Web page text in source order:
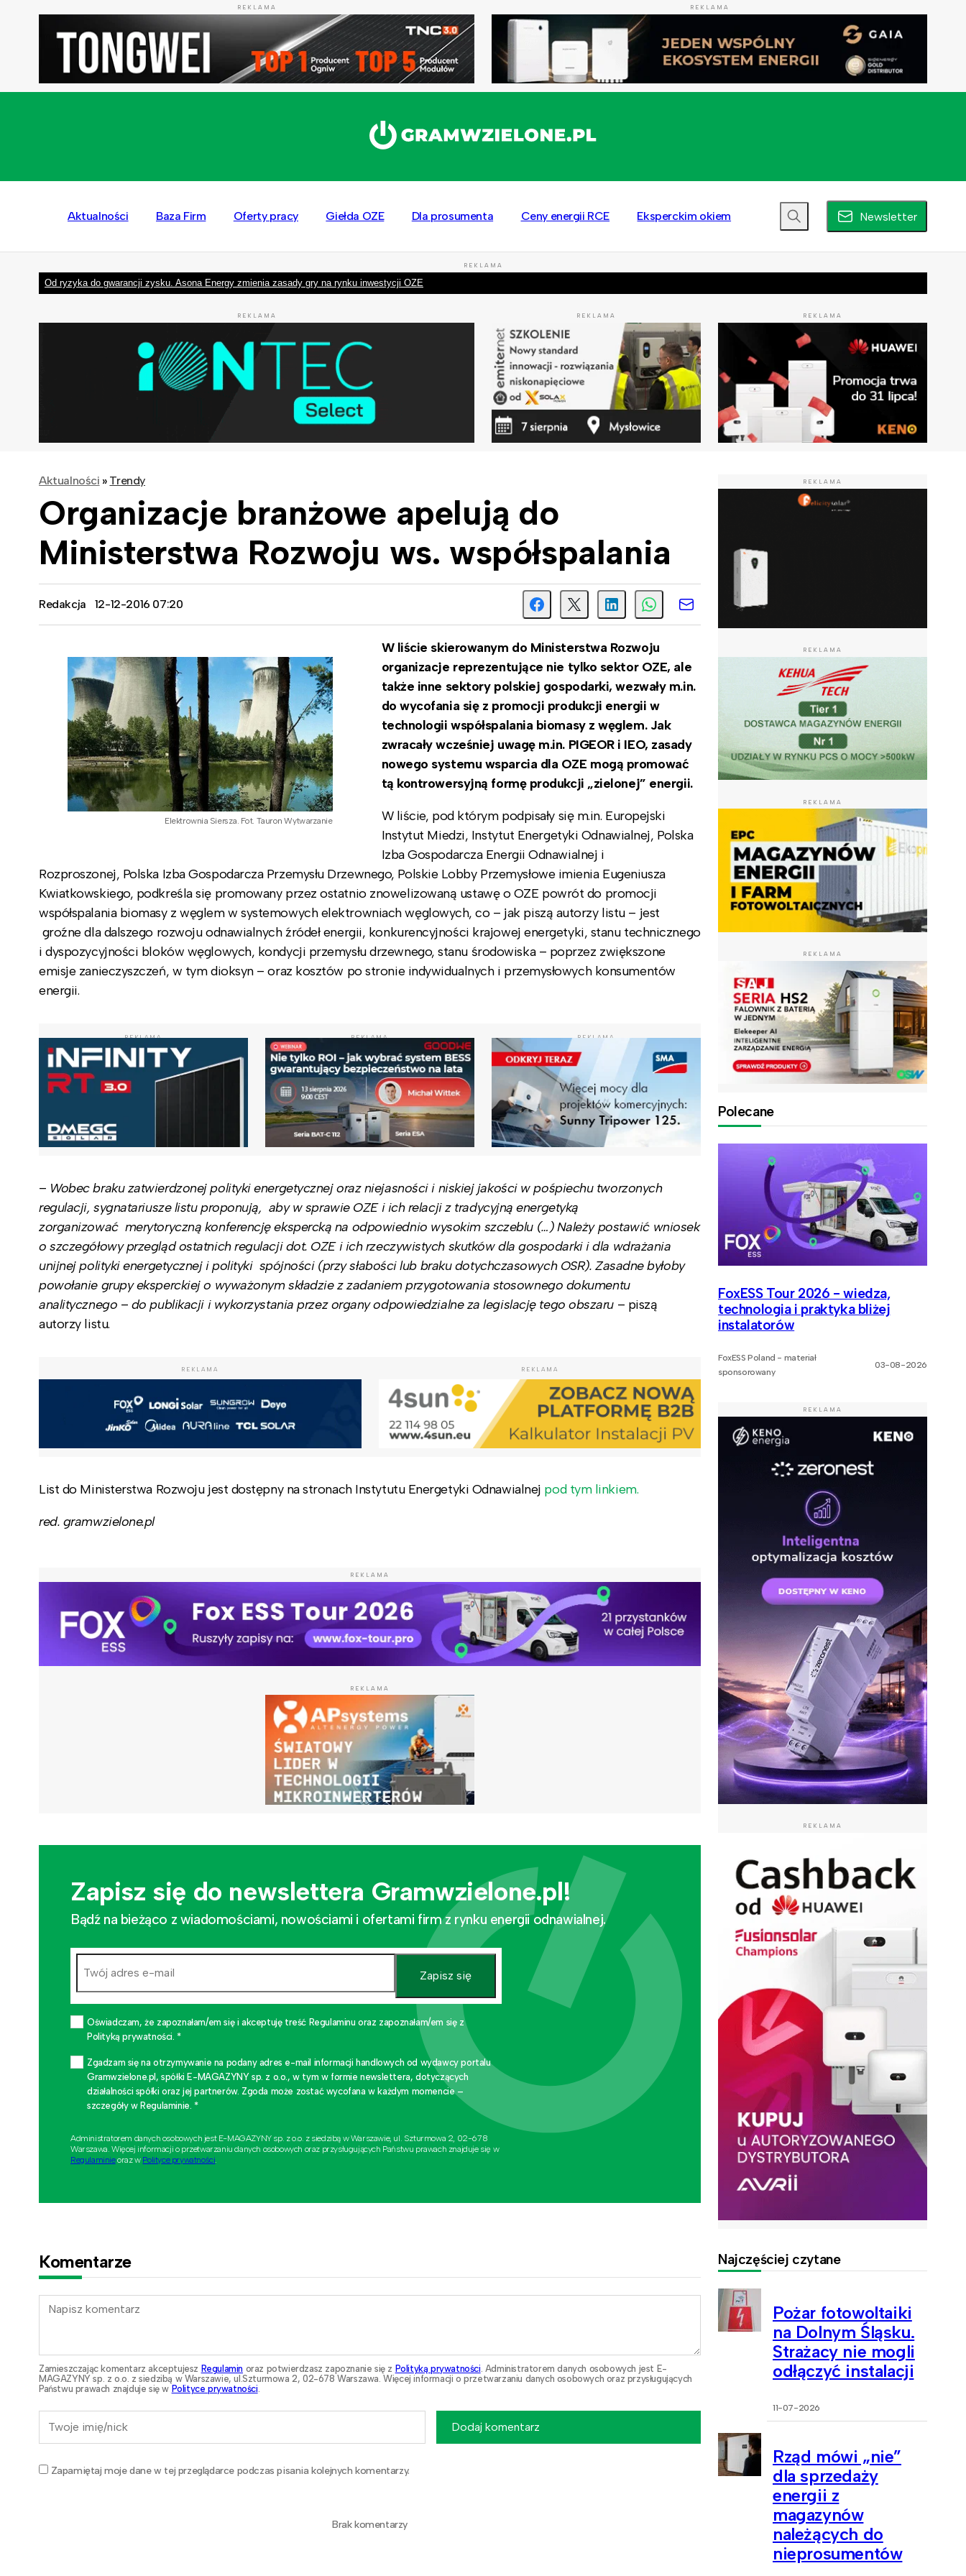
REKLAMA REKLAMA
Aktualności Baza Firm Oferty pracy Giełda OZE Dla prosumenta Ceny energii RCE Eksperckim okiem Newsletter
REKLAMA
Od ryzyka do gwarancji zysku. Asona Energy zmienia zasady gry na rynku inwestycji OZE
REKLAMA REKLAMA REKLAMA
Aktualności » Trendy
Organizacje branżowe apelują do
Ministerstwa Rozwoju ws. współspalania
Redakcja 12-12-2016 07:20
Elektrownia Siersza. Fot. Tauron Wytwarzanie
W liście skierowanym do Ministerstwa Rozwoju
organizacje reprezentujące nie tylko sektor OZE, ale
także inne sektory polskiej gospodarki, wezwały m.in.
do wycofania się z promocji produkcji energii w
technologii współspalania biomasy z węglem. Jak
zwracały wcześniej uwagę m.in. PIGEOR i IEO, zasady
nowego systemu wsparcia dla OZE mogą promować
tą kontrowersyjną formę produkcji „zielonej” energii.
W liście, pod którym podpisały się m.in. Europejski
Instytut Miedzi, Instytut Energetyki Odnawialnej, Polska
Izba Gospodarcza Energii Odnawialnej i
Rozproszonej, Polska Izba Gospodarcza Przemysłu Drzewnego, Polskie Lobby Przemysłowe imienia Eugeniusza
Kwiatkowskiego, podkreśla się promowany przez ostatnio znowelizowaną ustawę o OZE powrót do promocji
współspalania biomasy z węglem w systemowych elektrowniach węglowych, co – jak piszą autorzy listu – jest
groźne dla dalszego rozwoju odnawialnych źródeł energii, konkurencyjności krajowej energetyki, stanu technicznego
i dyspozycyjności bloków węglowych, kondycji przemysłu drzewnego, stanu środowiska – poprzez zwiększone
emisje zanieczyszczeń, w tym dioksyn – oraz kosztów po stronie indywidualnych i przemysłowych konsumentów
energii.
REKLAMA REKLAMA REKLAMA
– Wobec braku zatwierdzonej polityki energetycznej oraz niejasności i niskiej jakości w pośpiechu tworzonych
regulacji, sygnatariusze listu proponują, aby w sprawie OZE i ich relacji z tradycyjną energetyką
zorganizować merytoryczną konferencję ekspercką na odpowiednio wysokim szczeblu (…) Należy postawić wniosek
o szczegółowy przegląd ostatnich regulacji dot. OZE i ich rzeczywistych skutków dla gospodarki i dla wdrażania
unijnej polityki energetycznej i polityki spójności (przy słabości lub braku dotychczasowych OSR). Zasadne byłoby
powołanie grupy eksperckiej o wyważonym składzie z zadaniem przygotowania stosownego dokumentu
analitycznego – do publikacji i wykorzystania przez organy odpowiedzialne za legislację tego obszaru – piszą
autorzy listu.
REKLAMA REKLAMA
List do Ministerstwa Rozwoju jest dostępny na stronach Instytutu Energetyki Odnawialnej pod tym linkiem.
red. gramwzielone.pl
REKLAMA
REKLAMA
Zapisz się do newslettera Gramwzielone.pl!
Bądź na bieżąco z wiadomościami, nowościami i ofertami firm z rynku energii odnawialnej.
Zapisz się
Oświadczam, że zapoznałam/em się i akceptuję treść Regulaminu oraz zapoznałam/em się z
Polityką prywatności. *
Zgadzam się na otrzymywanie na podany adres e-mail informacji handlowych od wydawcy portalu
Gramwzielone.pl, spółki E-MAGAZYNY sp. z o.o., w tym w formie newslettera, dotyczących
działalności spółki oraz jej partnerów. Zgoda może zostać wycofana w każdym momencie –
szczegóły w Regulaminie. *
Administratorem danych osobowych jest E-MAGAZYNY sp. z o.o. z siedzibą w Warszawie, ul. Szturmowa 2, 02-678
Warszawa. Więcej informacji o przetwarzaniu danych osobowych oraz przysługujących Państwu prawach znajduje się w
Regulaminieoraz w Polityce prywatności
Komentarze
Zamieszczając komentarz akceptujesz Regulamin oraz potwierdzasz zapoznanie się z Polityką prywatności . Administratorem danych osobowych jest E-
MAGAZYNY sp. z o.o. z siedzibą w Warszawie, ul.Szturmowa 2, 02-678 Warszawa. Więcej informacji o przetwarzaniu danych osobowych oraz przysługujących
Państwu prawach znajduje się w Polityce prywatności
Zapamiętaj moje dane w tej przeglądarce podczas pisania kolejnych komentarzy.
Dodaj komentarz
Brak komentarzy
REKLAMA
REKLAMA
REKLAMA
REKLAMA
Polecane
FoxESS Tour 2026 - wiedza,
technologia i praktyka bliżej
instalatorów
FoxESS Poland - materiał
sponsorowany
03-08-2026
REKLAMA
REKLAMA
Najczęściej czytane
Pożar fotowoltaiki
na Dolnym Śląsku.
Strażacy nie mogli
odłączyć instalacji
11-07-2026
Rząd mówi „nie”
dla sprzedaży
energii z
magazynów
należących do
nieprosumentów